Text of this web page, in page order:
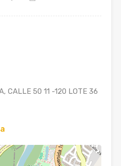
CALLE 50 11 -120 LOTE 36